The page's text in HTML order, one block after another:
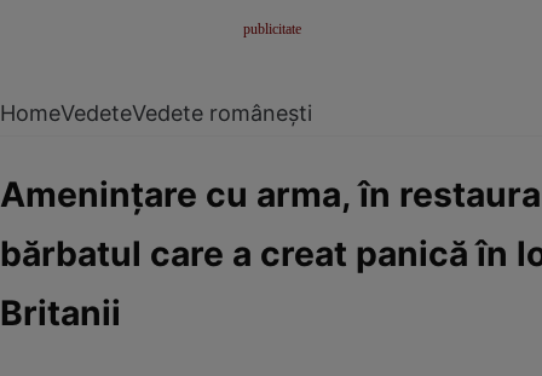
HomeVedeteVedete românești
Ameninţare cu arma, în
bărbatul care a creat panică în
Britanii